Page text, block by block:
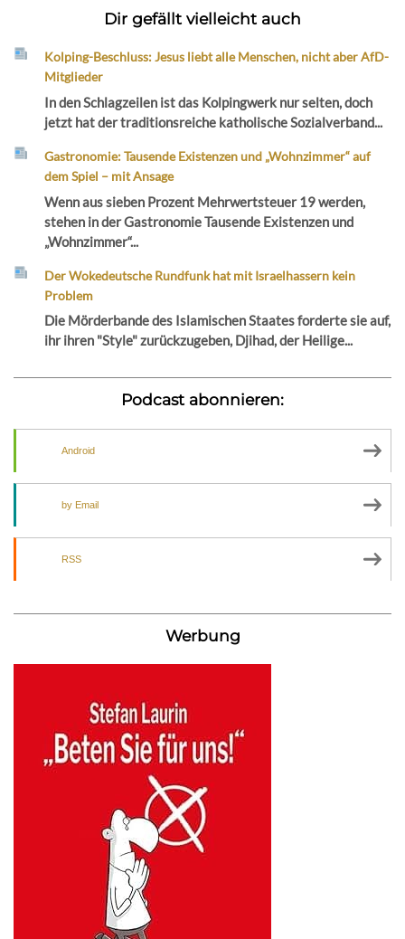
Dir gefällt vielleicht auch
Kolping-Beschluss: Jesus liebt alle Menschen, nicht aber AfD-
Mitglieder
In den Schlagzeilen ist das Kolpingwerk nur selten, doch
jetzt hat der traditionsreiche katholische Sozialverband...
Gastronomie: Tausende Existenzen und „Wohnzimmer“ auf
dem Spiel – mit Ansage
Wenn aus sieben Prozent Mehrwertsteuer 19 werden,
stehen in der Gastronomie Tausende Existenzen und
„Wohnzimmer“...
Der Wokedeutsche Rundfunk hat mit Israelhassern kein
Problem
Die Mörderbande des Islamischen Staates forderte sie auf,
ihr ihren "Style" zurückzugeben, Djihad, der Heilige...
Podcast abonnieren:
Android
by Email
RSS
Werbung